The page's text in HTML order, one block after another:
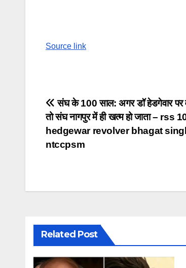
Source link
Post
navigation
संघ के 100 साल: अगर डॉ हेडगेवार पर
तो संघ नागपुर में ही खत्म हो जाता –
hedgewar revolver bhagat
ntccpsm
Related Post